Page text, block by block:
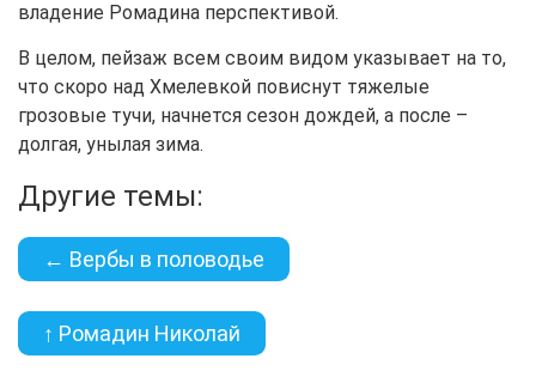
владение Ромадина перспективой.
В целом, пейзаж всем своим видом указывает на то,
что скоро над Хмелевкой повиснут тяжелые
грозовые тучи, начнется сезон дождей, а после –
долгая, унылая зима.
Другие темы:
← Вербы в половодье
↑ Ромадин Николай